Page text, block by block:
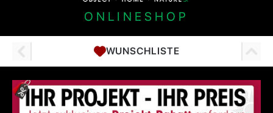
ONLINESHOP
WUNSCHLISTE